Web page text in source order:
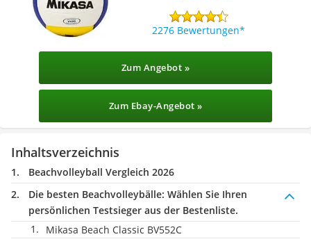
2276 Bewertungen
Zum Angebot »
Zum Ebay-Angebot »
Inhaltsverzeichnis
Beachvolleyball Vergleich 2026
Die besten Beachvolleybälle: Wählen Sie Ihren
persönlichen Testsieger aus der Bestenliste.
Mikasa Beach Classic BV552C